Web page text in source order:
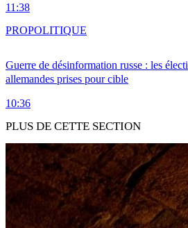
11:38
Guerre de désinformation russe : les
allemandes prises pour cible
10:36
PROPOLITIQUE
PLUS DE CETTE SECTION